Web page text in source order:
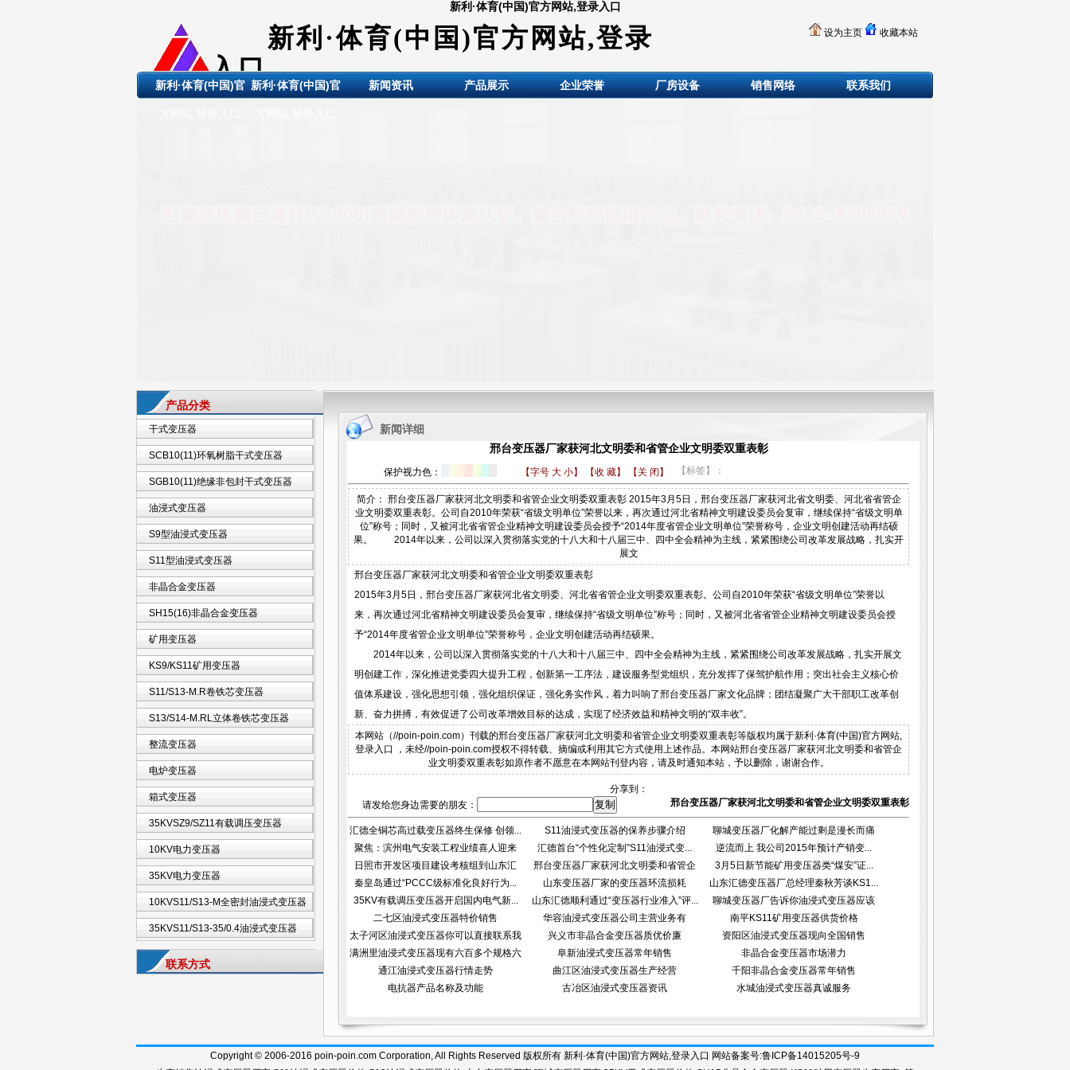
新利·体育(中国)官方网站,登录入口
新利·体育(中国)官方网站,登录
入口
ShanDong HuiDE BianYaQi Made co., LTD
设为主页 收藏本站
新利·体育(中国)官 新利·体育(中国)官 新闻资讯 产品展示 企业荣誉 厂房设备 销售网络 联系我们
1234
产品分类
干式变压器
SCB10(11)环氧树脂干式变压器
SGB10(11)绝缘非包封干式变压器
油浸式变压器
S9型油浸式变压器
S11型油浸式变压器
非晶合金变压器
SH15(16)非晶合金变压器
矿用变压器
KS9/KS11矿用变压器
S11/S13-M.R卷铁芯变压器
S13/S14-M.RL立体卷铁芯变压器
整流变压器
电炉变压器
箱式变压器
35KVSZ9/SZ11有载调压变压器
10KV电力变压器
35KV电力变压器
10KVS11/S13-M全密封油浸式变压器
35KVS11/S13-35/0.4油浸式变压器
联系方式
新闻详细
邢台变压器厂家获河北文明委和省管企业文明委双重表彰
保护视力色： 【字号 大 小】 【收 藏】 【关 闭】 【标签】：
简介： 邢台变压器厂家获河北文明委和省管企业文明委双重表彰 2015年3月5日，邢台变压器厂家获河北省文明委、河北省省管企
业文明委双重表彰。公司自2010年荣获“省级文明单位”荣誉以来，再次通过河北省精神文明建设委员会复审，继续保持“省级文明单
位”称号；同时，又被河北省省管企业精神文明建设委员会授予“2014年度省管企业文明单位”荣誉称号，企业文明创建活动再结硕
果。 2014年以来，公司以深入贯彻落实党的十八大和十八届三中、四中全会精神为主线，紧紧围绕公司改革发展战略，扎实开
展文
邢台变压器厂家获河北文明委和省管企业文明委双重表彰
2015年3月5日，邢台变压器厂家获河北省文明委、河北省省管企业文明委双重表彰。公司自2010年荣获“省级文明单位”荣誉以
来，再次通过河北省精神文明建设委员会复审，继续保持“省级文明单位”称号；同时，又被河北省省管企业精神文明建设委员会授
予“2014年度省管企业文明单位”荣誉称号，企业文明创建活动再结硕果。
2014年以来，公司以深入贯彻落实党的十八大和十八届三中、四中全会精神为主线，紧紧围绕公司改革发展战略，扎实开展文
明创建工作，深化推进党委四大提升工程，创新第一工序法，建设服务型党组织，充分发挥了保驾护航作用；突出社会主义核心价
值体系建设，强化思想引领，强化组织保证，强化务实作风，着力叫响了邢台变压器厂家文化品牌；团结凝聚广大干部职工改革创
新、奋力拼搏，有效促进了公司改革增效目标的达成，实现了经济效益和精神文明的“双丰收”。
本网站（//poin-poin.com）刊载的邢台变压器厂家获河北文明委和省管企业文明委双重表彰等版权均属于新利·体育(中国)官方网站,
登录入口 ，未经//poin-poin.com授权不得转载、摘编或利用其它方式使用上述作品。本网站邢台变压器厂家获河北文明委和省管企
业文明委双重表彰如原作者不愿意在本网站刊登内容，请及时通知本站，予以删除，谢谢合作。
分享到：
请发给您身边需要的朋友：
邢台变压器厂家获河北文明委和省管企业文明委双重表彰
汇德全铜芯高过载变压器终生保修 创领... S11油浸式变压器的保养步骤介绍
聊城变压器厂化解产能过剩是漫长而痛
苦...
聚焦：滨州电气安装工程业绩喜人迎来
新...
汇德首台“个性化定制”S11油浸式变...
逆流而上 我公司2015年预计产销变...
日照市开发区项目建设考核组到山东汇
德...
邢台变压器厂家获河北文明委和省管企
业...
3月5日新节能矿用变压器类“煤安”证...
秦皇岛通过“PCCC级标准化良好行为...
山东变压器厂家的变压器环流损耗
山东汇德变压器厂总经理秦秋芳谈KS1...
35KV有载调压变压器开启国内电气新...
山东汇德顺利通过“变压器行业准入”评...
聊城变压器厂告诉你油浸式变压器应该
做...
二七区油浸式变压器特价销售 华容油浸式变压器公司主营业务有
南平KS11矿用变压器供货价格
太子河区油浸式变压器你可以直接联系我
兴义市非晶合金变压器质优价廉
资阳区油浸式变压器现向全国销售
满洲里油浸式变压器现有六百多个规格六
阜新油浸式变压器常年销售
非晶合金变压器市场潜力
通江油浸式变压器行情走势
曲江区油浸式变压器生产经营
千阳非晶合金变压器常年销售
电抗器产品名称及功能
古冶区油浸式变压器资讯 水城油浸式变压器真诚服务
Copyright © 2006-2016 poin-poin.com Corporation, All Rights Reserved 版权所有 新利·体育(中国)官方网站,登录入口 网站备案号:鲁ICP备14015205号-9